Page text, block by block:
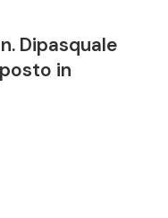
Dipasquale
in